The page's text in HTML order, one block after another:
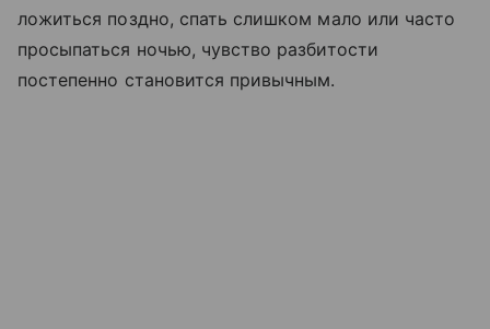
ложиться поздно, спать слишком мало или часто
просыпаться ночью, чувство разбитости
постепенно становится привычным.